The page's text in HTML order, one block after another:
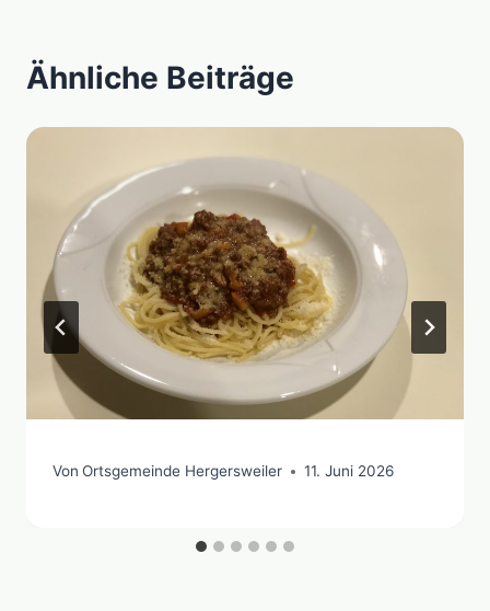
Ähnliche Beiträge
Von Ortsgemeinde Hergersweiler 11. Juni 2026